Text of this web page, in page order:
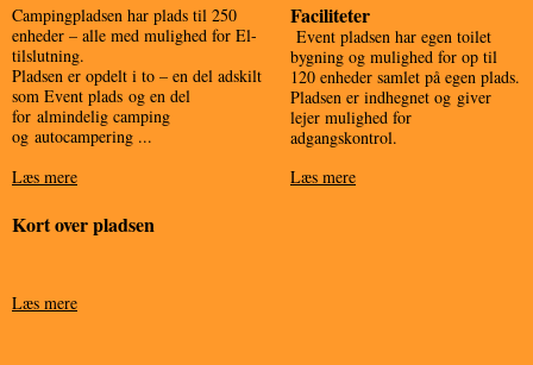
Campingpladsen har plads til 250
enheder – alle med mulighed for El-
tilslutning.
Pladsen er opdelt i to – en del adskilt
som Event plads og en del
for almindelig camping
og autocampering ...
Læs mere
Faciliteter
Event pladsen har egen toilet
bygning og mulighed for op til
120 enheder samlet på egen plads.
Pladsen er indhegnet og giver
lejer mulighed for
adgangskontrol.
Læs mere
Kort over pladsen
Læs mere